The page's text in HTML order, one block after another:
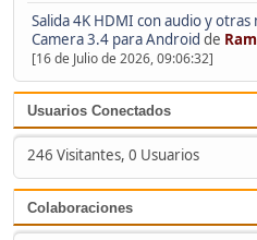
Salida 4K HDMI con audio y
Camera 3.4 para Android de
[16 de Julio de 2026, 09:06:32]
Usuarios Conectados
246 Visitantes, 0 Usuarios
Colaboraciones